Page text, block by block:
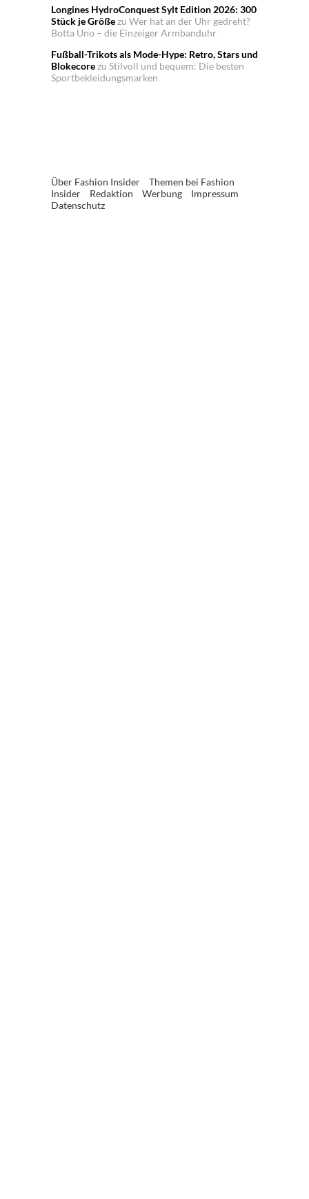
Longines HydroConquest Sylt Edition 2026: 300
Stück je Größezu Wer hat an der Uhr gedreht?
Botta Uno – die Einzeiger Armbanduhr
Fußball-Trikots als Mode-Hype: Retro, Stars und
Blokecorezu Stilvoll und bequem: Die besten
Sportbekleidungsmarken
Über Fashion Insider
Themen bei Fashion
Insider
Redaktion Werbung
Impressum
Datenschutz